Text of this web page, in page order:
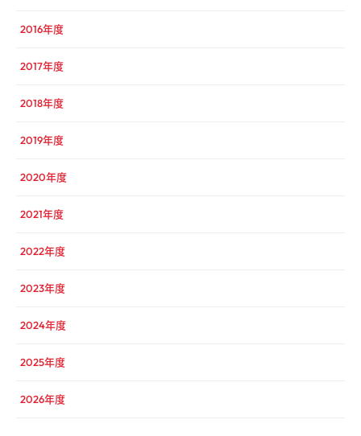
2016年度
2017年度
2018年度
2019年度
2020年度
2021年度
2022年度
2023年度
2024年度
2025年度
2026年度